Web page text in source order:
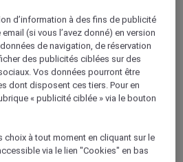
d’information à des fins de publicité
(si vous l’avez donné) en version
de navigation, de réservation
des publicités ciblées sur des
Vos données pourront être
dont disposent ces tiers. Pour en
« publicité ciblée » via le bouton
choix à tout moment en cliquant sur le
via le lien "Cookies" en bas